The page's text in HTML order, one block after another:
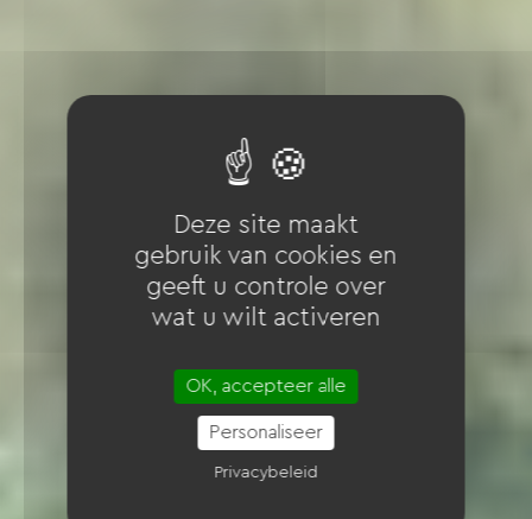
Deze site maakt
gebruik van cookies en
geeft u controle over
wat u wilt activeren
OK, accepteer alle
Personaliseer
Privacybeleid